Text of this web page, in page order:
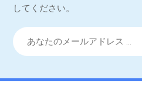
してください。